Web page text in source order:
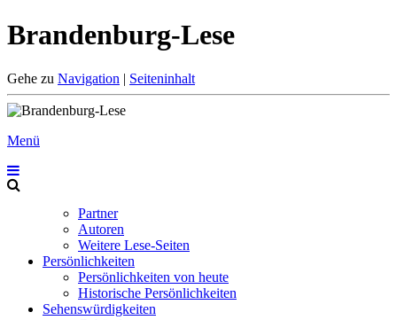
Brandenburg-Lese
Gehe zu Navigation | Seiteninhalt
Menü
Partner
Autoren
Weitere Lese-Seiten
Persönlichkeiten
Persönlichkeiten von heute
Historische Persönlichkeiten
Sehenswürdigkeiten